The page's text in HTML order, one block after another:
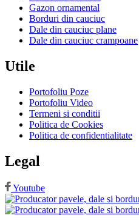
Gazon ornamental
Borduri din cauciuc
Dale din cauciuc plane
Dale din cauciuc crampoane
Utile
Portofoliu Poze
Portofoliu Video
Termeni si conditii
Politica de Cookies
Politica de confidentialitate
Legal
Youtube